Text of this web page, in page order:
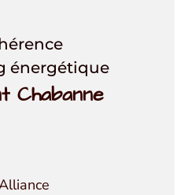
énergétique
Chabanne